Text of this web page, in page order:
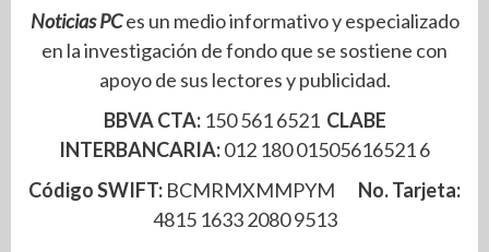
Noticias PCes un medio informativo y especializado
en la investigación de fondo que se sostiene con
apoyo de sus lectores y publicidad.
BBVA CTA: 150 561 6521 CLABE
INTERBANCARIA:012 180 01505616521 6
Código SWIFT: BCMRMXMMPYM No. Tarjeta:
4815 1633 2080 9513